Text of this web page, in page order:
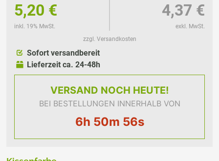
5,20 €
inkl. 19% MwSt.
4,37 €
exkl. MwSt.
zzgl. Versandkosten
Sofort versandbereit
Lieferzeit ca. 24-48h
VERSAND NOCH HEUTE!
BEI BESTELLUNGEN INNERHALB VON
6h 50m 56s